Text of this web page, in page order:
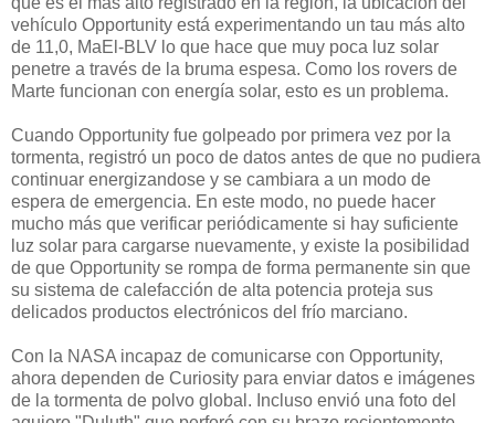
vehículo Opportunity está experimentando un tau más alto
de 11,0, MaEl-BLV lo que hace que muy poca luz solar
penetre a través de la bruma espesa. Como los rovers de
Marte funcionan con energía solar, esto es un problema.
Cuando Opportunity fue golpeado por primera vez por la
tormenta, registró un poco de datos antes de que no pudiera
continuar energizandose y se cambiara a un modo de
espera de emergencia. En este modo, no puede hacer
mucho más que verificar periódicamente si hay suficiente
luz solar para cargarse nuevamente, y existe la posibilidad
de que Opportunity se rompa de forma permanente sin que
su sistema de calefacción de alta potencia proteja sus
delicados productos electrónicos del frío marciano.
Con la NASA incapaz de comunicarse con Opportunity,
ahora dependen de Curiosity para enviar datos e imágenes
de la tormenta de polvo global. Incluso envió una foto del